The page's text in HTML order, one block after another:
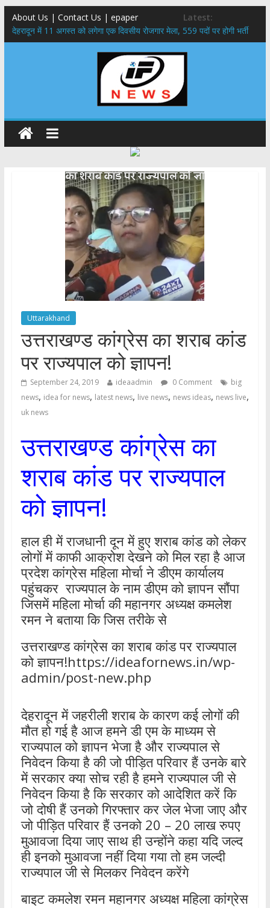
About Us | Contact Us | epaper
Latest:
​देहरादून में 11 अगस्त को लगेगा एक दिवसीय रोजगार मेला, 559 पदों पर होगी भर्ती
459 करोड़ से एचएनबी गढ़वाल विश्वविद्यालय में अनुसंधान संरचना होगी सुदृढ,उच्च
शिक्षा मंत्री धन सिंह रावत ने नवनियुक्त केन्द्रीय शिक्षा मंत्री से की मुलाकात
मुख्यमंत्री से महानिदेशक एनसीसी ने की शिष्टाचार भेंट,उत्तराखण्ड में एनसीसी के
विस्तार एवं आधुनिक आधारभूत संरचना के विकास पर हुई महत्वपूर्ण चर्चा
एमडीडीए बोर्ड बैठक, देहरादून और मसूरी के विकास के लिए 25 बड़े प्रस्तावों को मिली
बुजुर्ग-दिव्यांगों के घर जाएंगे बीएलओ, करेंगे नोटिसों का निस्तारण
Uttarakhand
उत्तराखण्ड कांग्रेस का शराब कांड
पर राज्यपाल को ज्ञापन!
September 24, 2019 ideaadmin 0 Comment
big
news, idea for news, latest news, live news, news ideas, news live,
uk news
उत्तराखण्ड कांग्रेस का
शराब कांड पर राज्यपाल
को ज्ञापन!
हाल ही में राजधानी दून में हुए शराब कांड को लेकर
लोगों में काफी आक्रोश देखने को मिल रहा है आज
प्रदेश कांग्रेस महिला मोर्चा ने डीएम कार्यालय
पहुंचकर राज्यपाल के नाम डीएम को ज्ञापन सौंपा
जिसमें महिला मोर्चा की महानगर अध्यक्ष कमलेश
रमन ने बताया कि जिस तरीके से
उत्तराखण्ड कांग्रेस का शराब कांड पर राज्यपाल
को ज्ञापन!https://ideafornews.in/wp-
admin/post-new.php
देहरादून में जहरीली शराब के कारण कई लोगों की
मौत हो गई है आज हमने डी एम के माध्यम से
राज्यपाल को ज्ञापन भेजा है और राज्यपाल से
निवेदन किया है की जो पीड़ित परिवार हैं उनके बारे
में सरकार क्या सोच रही है हमने राज्यपाल जी से
निवेदन किया है कि सरकार को आदेशित करें कि
जो दोषी हैं उनको गिरफ्तार कर जेल भेजा जाए और
जो पीड़ित परिवार हैं उनको 20 – 20 लाख रुपए
मुआवजा दिया जाए साथ ही उन्होंने कहा यदि जल्द
ही इनको मुआवजा नहीं दिया गया तो हम जल्दी
राज्यपाल जी से मिलकर निवेदन करेंगे
बाइट कमलेश रमन महानगर अध्यक्ष महिला कांग्रेस